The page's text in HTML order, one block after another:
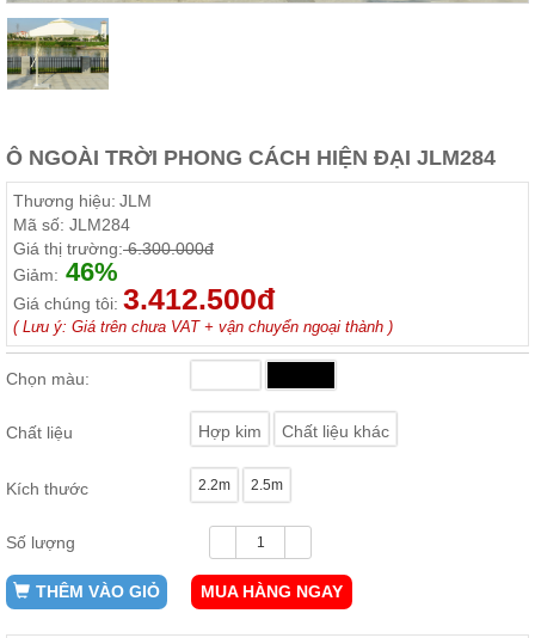
rượu,
Bàn
trà...
Thất
Phòng
Ngủ
Giường
ngủ, tủ
áo, bàn
trang
điểm
Nội
Thất
Ăn
ghế
bếp
Nội
Thất
Ô NGOÀI TRỜI PHONG CÁCH HIỆN ĐẠI JLM284
Thương hiệu: JLM
Mã số: JLM284
Giá thị trường:6.300.000đ
Giảm: 46%
Giá chúng tôi: 3.412.500đ
( Lưu ý: Giá trên chưa VAT + vận chuyển ngoại thành )
Chọn màu:
Chất liệu Hợp kim Chất liệu khác
Kích thước 2.2m 2.5m
Số lượng
THÊM VÀO GIỎ MUA HÀNG NGAY